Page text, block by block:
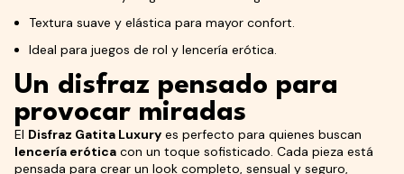
Textura suave y elástica para mayor confort.
Ideal para juegos de rol y lencería erótica.
Un disfraz pensado para
provocar miradas
El Disfraz Gatita Luxury es perfecto para quienes buscan
lencería erótica con un toque sofisticado. Cada pieza está
pensada para crear un look completo, sensual y seguro,